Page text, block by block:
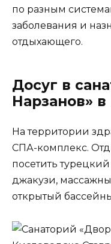
по разным
заболевания и
отдыхающего.
Досуг в
Нарзанов»
На территории
СПА-комплекс.
посетить
джакузи,
открытый